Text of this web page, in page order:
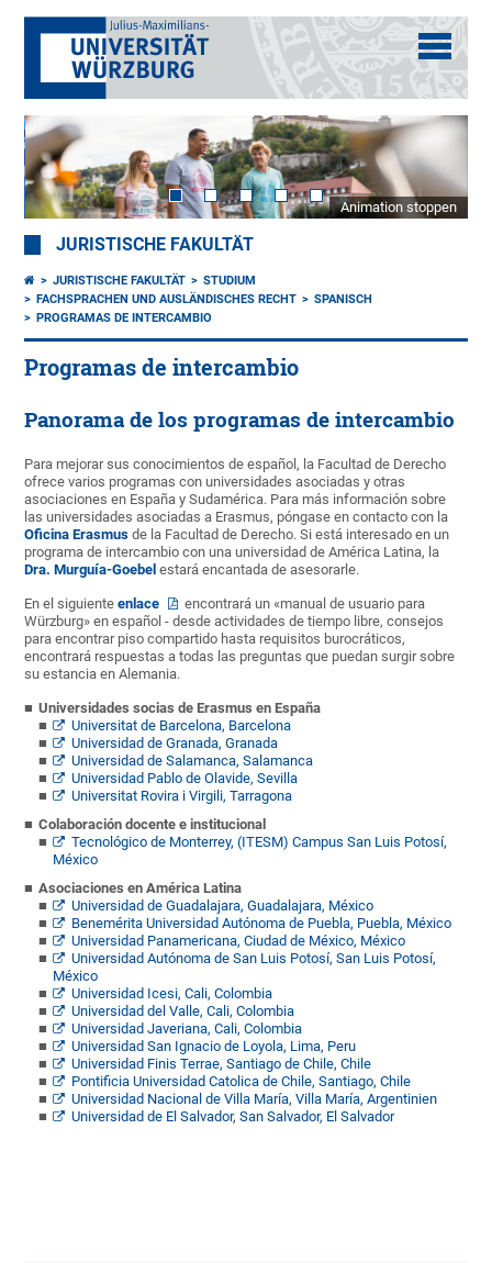
Animation stoppen
JURISTISCHE FAKULTÄT
JURISTISCHE FAKULTÄT
STUDIUM
FACHSPRACHEN UND AUSLÄNDISCHES RECHT
SPANISCH
PROGRAMAS DE INTERCAMBIO
Programas de intercambio
Panorama de los programas de intercambio
Para mejorar sus conocimientos de español, la Facultad de Derecho
ofrece varios programas con universidades asociadas y otras
asociaciones en España y Sudamérica. Para más información sobre
las universidades asociadas a Erasmus, póngase en contacto con la
Oficina Erasmus de la Facultad de Derecho. Si está interesado en un
programa de intercambio con una universidad de América Latina, la
Dra. Murguía-Goebel estará encantada de asesorarle.
En el siguienteenlace
encontrará un «manual de usuario para
Würzburg» en español - desde actividades de tiempo libre, consejos
para encontrar piso compartido hasta requisitos burocráticos,
encontrará respuestas a todas las preguntas que puedan surgir sobre
su estancia en Alemania.
Universidades socias de Erasmus en España
Universitat de Barcelona, Barcelona
Universidad de Granada, Granada
Universidad de Salamanca, Salamanca
Universidad Pablo de Olavide, Sevilla
Universitat Rovira i Virgili, Tarragona
Colaboración docente e institucional
Tecnológico de Monterrey, (ITESM) Campus San Luis Potosí,
México
Asociaciones en América Latina
Universidad de Guadalajara, Guadalajara, México
Benemérita Universidad Autónoma de Puebla, Puebla, México
Universidad Panamericana, Ciudad de México, México
Universidad Autónoma de San Luis Potosí, San Luis Potosí,
México
Universidad Icesi, Cali, Colombia
Universidad del Valle, Cali, Colombia
Universidad Javeriana, Cali, Colombia
Universidad San Ignacio de Loyola, Lima, Peru
Universidad Finis Terrae, Santiago de Chile, Chile
Pontificia Universidad Catolica de Chile, Santiago, Chile
Universidad Nacional de Villa María, Villa María, Argentinien
Universidad de El Salvador, San Salvador, El Salvador